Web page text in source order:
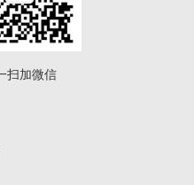
扫加微信